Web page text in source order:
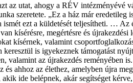
az utat, ahogy a RÉV intézményévé
szeretete. „Ez a ház már eredetileg
ezt a küldetését teljesítheti. …
kísérésre, megértésre és
kísérnek, valamint
is igyekeznek támogatást
az újrakezdés reményében
ahhoz az élethez, amelyben újra
ide belépnek, akár segítséget